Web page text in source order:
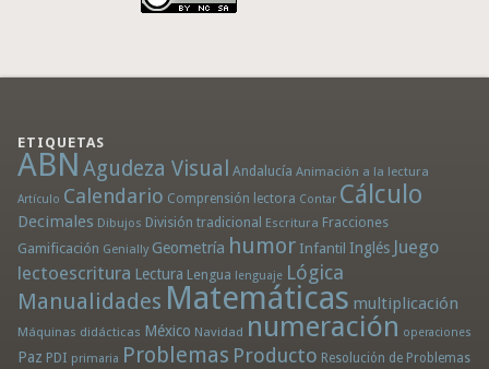
ETIQUETAS
ABN Agudeza Visual Andalucía Animación a la lectura
Artículo Calendario Comprensión lectora Contar Cálculo
Decimales Dibujos División tradicional Escritura Fracciones
Gamificación Genially Geometría humor Infantil Inglés Juego
lectoescritura Lectura Lengua lenguaje Lógica
Manualidades Matemáticas multiplicación
Máquinas didácticas México Navidad numeración operaciones
Paz PDI primaria Problemas Producto Resolución de Problemas